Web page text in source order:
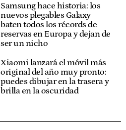
Samsung hace historia: los
nuevos plegables Galaxy
baten todos los récords de
reservas en Europa y dejan de
ser un nicho
Xiaomi lanzará el móvil más
original del año muy pronto:
puedes dibujar en la trasera y
brilla en la oscuridad